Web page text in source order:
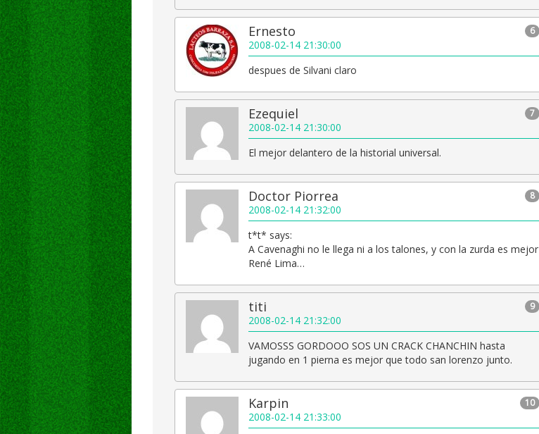
6
Ernesto
2008-02-14 21:30:00
despues de Silvani claro
7
Ezequiel
2008-02-14 21:30:00
El mejor delantero de la historial universal.
8
Doctor Piorrea
2008-02-14 21:32:00
t*t* says:
A Cavenaghi no le llega ni a los talones, y con la zurda es mejor
René Lima…
9
titi
2008-02-14 21:32:00
VAMOSSS GORDOOO SOS UN CRACK CHANCHIN hasta
jugando en 1 pierna es mejor que todo san lorenzo junto.
10
Karpin
2008-02-14 21:33:00